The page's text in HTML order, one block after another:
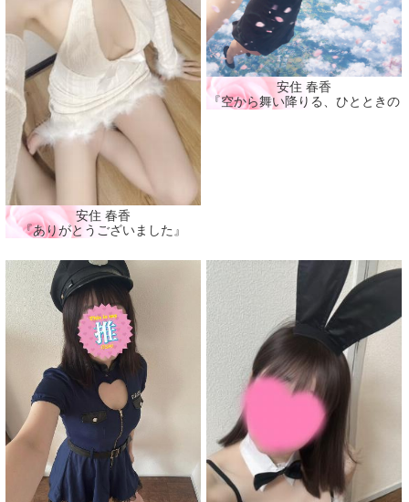
安住 春香
『ありがとうございました』
安住 春香
『空から舞い降りる、ひとときの